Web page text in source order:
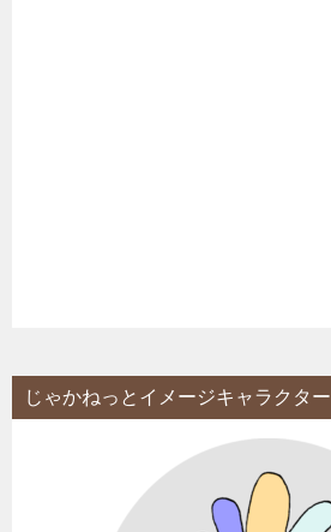
じゃかねっとイメージキャラクター